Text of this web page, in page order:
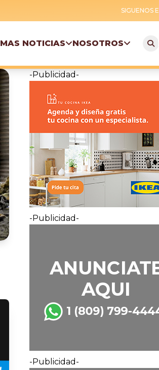
MAS NOTICIAS NOSOTROS
-Publicidad-
-Publicidad-
-Publicidad-